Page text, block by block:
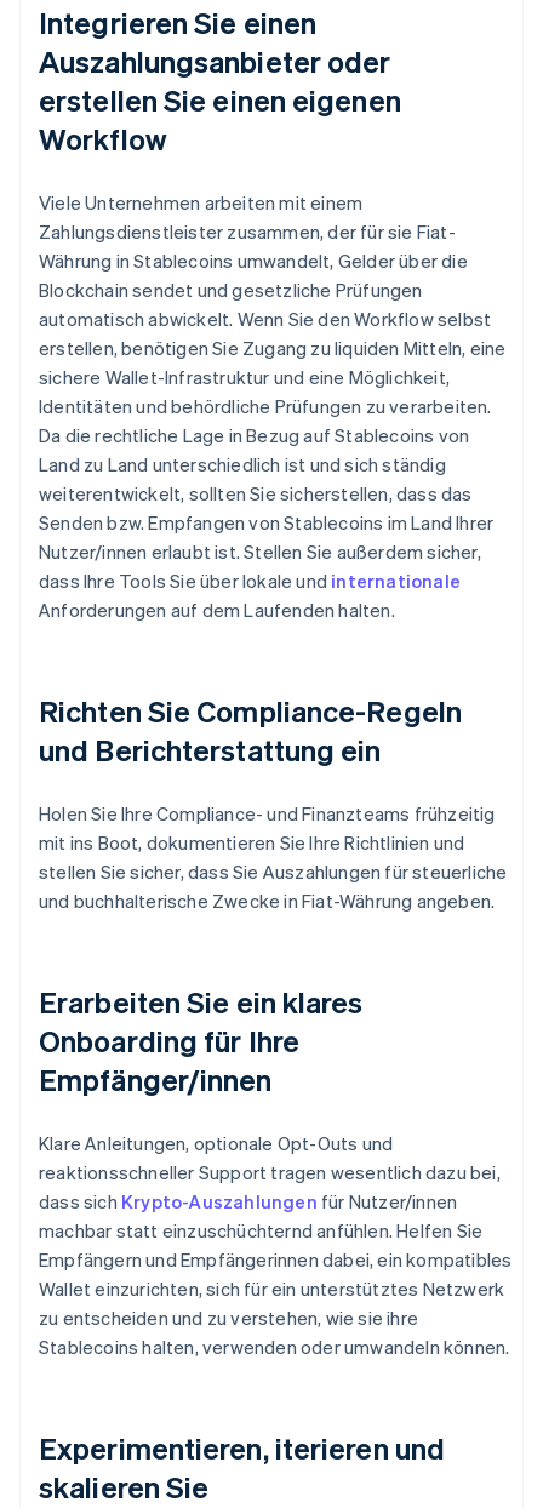
Integrieren Sie einen
Auszahlungsanbieter oder
erstellen Sie einen eigenen
Workflow
Viele Unternehmen arbeiten mit einem
Zahlungsdienstleister zusammen, der für sie Fiat-
Währung in Stablecoins umwandelt, Gelder über die
Blockchain sendet und gesetzliche Prüfungen
automatisch abwickelt. Wenn Sie den Workflow selbst
erstellen, benötigen Sie Zugang zu liquiden Mitteln, eine
sichere Wallet-Infrastruktur und eine Möglichkeit,
Identitäten und behördliche Prüfungen zu verarbeiten.
Da die rechtliche Lage in Bezug auf Stablecoins von
Land zu Land unterschiedlich ist und sich ständig
weiterentwickelt, sollten Sie sicherstellen, dass das
Senden bzw. Empfangen von Stablecoins im Land Ihrer
Nutzer/innen erlaubt ist. Stellen Sie außerdem sicher,
dass Ihre Tools Sie über lokale und internationale
Anforderungen auf dem Laufenden halten.
Richten Sie Compliance-Regeln
und Berichterstattung ein
Holen Sie Ihre Compliance- und Finanzteams frühzeitig
mit ins Boot, dokumentieren Sie Ihre Richtlinien und
stellen Sie sicher, dass Sie Auszahlungen für steuerliche
und buchhalterische Zwecke in Fiat-Währung angeben.
Erarbeiten Sie ein klares
Onboarding für Ihre
Empfänger/innen
Klare Anleitungen, optionale Opt-Outs und
reaktionsschneller Support tragen wesentlich dazu bei,
dass sich Krypto-Auszahlungen für Nutzer/innen
machbar statt einzuschüchternd anfühlen. Helfen Sie
Empfängern und Empfängerinnen dabei, ein kompatibles
Wallet einzurichten, sich für ein unterstütztes Netzwerk
zu entscheiden und zu verstehen, wie sie ihre
Stablecoins halten, verwenden oder umwandeln können.
Experimentieren, iterieren und
skalieren Sie